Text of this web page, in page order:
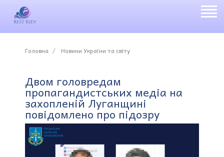
Головна Новини України та світу
Двом головредам
пропагандистських медіа на
захопленій Луганщині
повідомлено про підозру